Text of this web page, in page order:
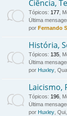
Ciência,
Tópicos: 177,
Última
por Fernando
História,
Tópicos: 135,
Última
por Huxley,
Laicismo,
Tópicos: 196,
Última
por Huxley,